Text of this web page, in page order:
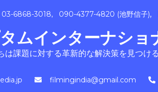
03-6868-3018, 090-4377-4820 (池野信子),
ムインターナショ
は課題に対する革新的な解決策を見つけ
filmingindia@gmail.com